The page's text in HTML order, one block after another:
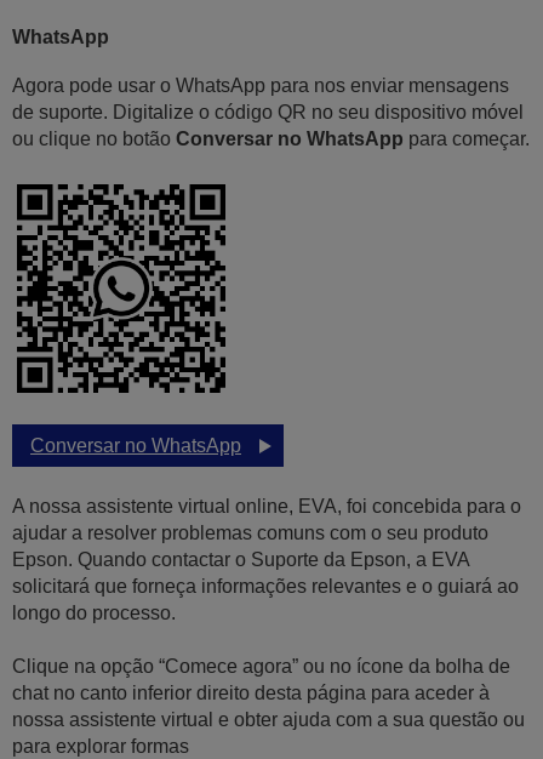
WhatsApp
Agora pode usar o WhatsApp para nos enviar mensagens
de suporte. Digitalize o código QR no seu dispositivo móvel
ou clique no botão Conversar no WhatsApp para começar.
Conversar no WhatsApp
A nossa assistente virtual online, EVA, foi concebida para o
ajudar a resolver problemas comuns com o seu produto
Epson. Quando contactar o Suporte da Epson, a EVA
solicitará que forneça informações relevantes e o guiará ao
longo do processo.
Clique na opção “Comece agora” ou no ícone da bolha de
chat no canto inferior direito desta página para aceder à
nossa assistente virtual e obter ajuda com a sua questão ou
para explorar formas